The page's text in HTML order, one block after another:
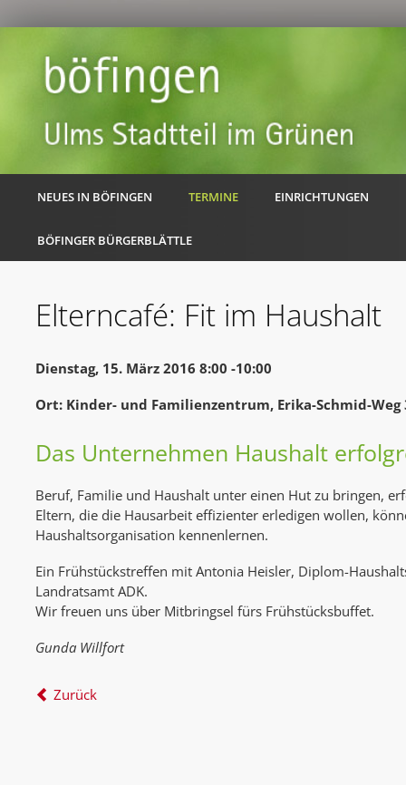
NEUES IN BÖFINGEN TERMINE EINRICHTUNGEN
BÖFINGER BÜRGERBLÄTTLE
Elterncafé: Fit im Haushalt
Dienstag, 15. März 2016 8:00 -10:00
Ort: Kinder- und Familienzentrum, Erika-Schmid-Weg
Das Unternehmen Haushalt
Beruf, Familie und Haushalt unter einen Hut zu bringen,
Eltern, die die Hausarbeit effizienter erledigen wollen,
Haushaltsorganisation kennenlernen.
Ein Frühstückstreffen mit Antonia Heisler, Diplom-
Landratsamt ADK.
Wir freuen uns über Mitbringsel fürs Frühstücksbuffet.
Gunda Willfort
Zurück